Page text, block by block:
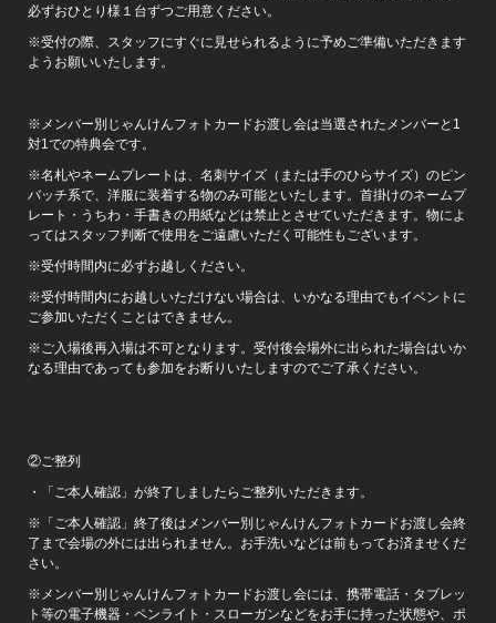
必ずおひとり様１台ずつご用意ください。
※受付の際、スタッフにすぐに見せられるように予めご準備いただきます
ようお願いいたします。
※メンバー別じゃんけんフォトカードお渡し会は当選されたメンバーと1
対1での特典会です。
※名札やネームプレートは、名刺サイズ（または手のひらサイズ）のピン
バッチ系で、洋服に装着する物のみ可能といたします。首掛けのネームプ
レート・うちわ・手書きの用紙などは禁止とさせていただきます。物によ
ってはスタッフ判断で使用をご遠慮いただく可能性もございます。
※受付時間内に必ずお越しください。
※受付時間内にお越しいただけない場合は、いかなる理由でもイベントに
ご参加いただくことはできません。
※ご入場後再入場は不可となります。受付後会場外に出られた場合はいか
なる理由であっても参加をお断りいたしますのでご了承ください。
②ご整列
・「ご本人確認」が終了しましたらご整列いただきます。
※「ご本人確認」終了後はメンバー別じゃんけんフォトカードお渡し会終
了まで会場の外には出られません。お手洗いなどは前もってお済ませくだ
さい。
※メンバー別じゃんけんフォトカードお渡し会には、携帯電話・タブレッ
ト等の電子機器・ペンライト・スローガンなどをお手に持った状態や、ポ